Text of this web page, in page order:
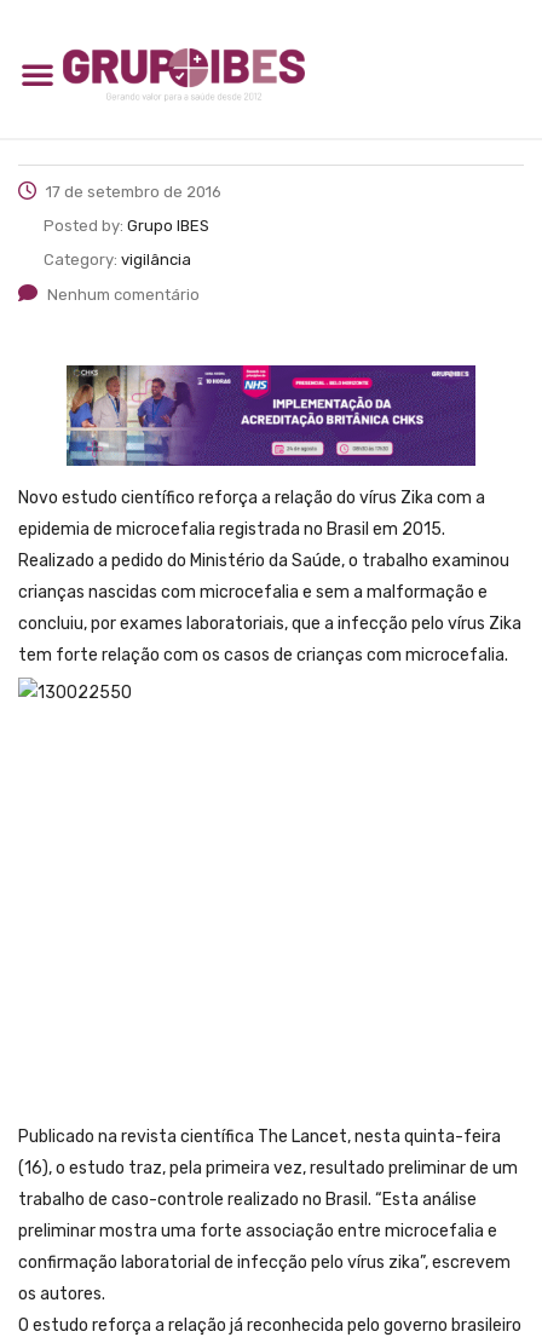
17 de setembro de 2016
Posted by: Grupo IBES
Category: vigilância
Nenhum comentário
Novo estudo científico reforça a relação do vírus Zika com a
epidemia de microcefalia registrada no Brasil em 2015.
Realizado a pedido do Ministério da Saúde, o trabalho examinou
crianças nascidas com microcefalia e sem a malformação e
concluiu, por exames laboratoriais, que a infecção pelo vírus Zika
tem forte relação com os casos de crianças com microcefalia.
Publicado na revista científica The Lancet, nesta quinta-feira
(16), o estudo traz, pela primeira vez, resultado preliminar de um
trabalho de caso-controle realizado no Brasil. “Esta análise
preliminar mostra uma forte associação entre microcefalia e
confirmação laboratorial de infecção pelo vírus zika”, escrevem
os autores.
O estudo reforça a relação já reconhecida pelo governo brasileiro